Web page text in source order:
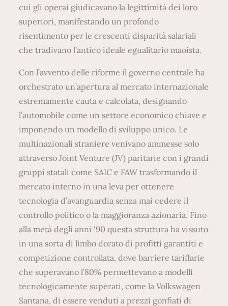
cui gli operai giudicavano la legittimità dei loro
superiori, manifestando un profondo
risentimento per le crescenti disparità salariali
che tradivano l’antico ideale egualitario maoista.
Con l’avvento delle riforme il governo centrale ha
orchestrato un’apertura al mercato internazionale
estremamente cauta e calcolata, designando
l’automobile come un settore economico chiave e
imponendo un modello di sviluppo unico. Le
multinazionali straniere venivano ammesse solo
attraverso Joint Venture (JV) paritarie con i grandi
gruppi statali come SAIC e FAW trasformando il
mercato interno in una leva per ottenere
tecnologia d’avanguardia senza mai cedere il
controllo politico o la maggioranza azionaria. Fino
alla metà degli anni ‘90 questa struttura ha vissuto
in una sorta di limbo dorato di profitti garantiti e
competizione controllata, dove barriere tariffarie
che superavano l’80% permettevano a modelli
tecnologicamente superati, come la Volkswagen
Santana, di essere venduti a prezzi gonfiati di